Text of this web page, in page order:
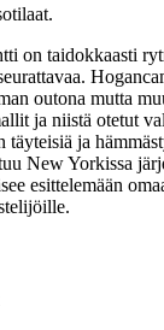
on taidokkaasti
outona mutta
ja niistä otetut
täyteisiä ja
New Yorkissa
esittelemään